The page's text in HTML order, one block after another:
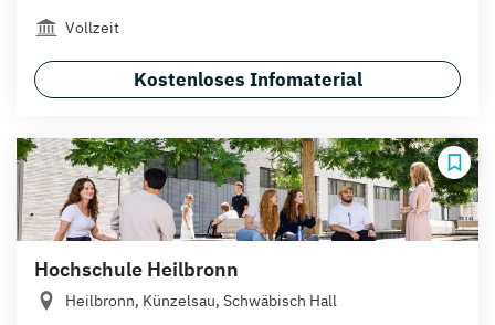
Vollzeit
Kostenloses Infomaterial
Hochschule Heilbronn
Heilbronn, Künzelsau, Schwäbisch Hall